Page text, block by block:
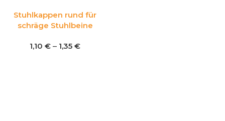
Stuhlkappen rund für
schräge Stuhlbeine
1,10 € – 1,35 €